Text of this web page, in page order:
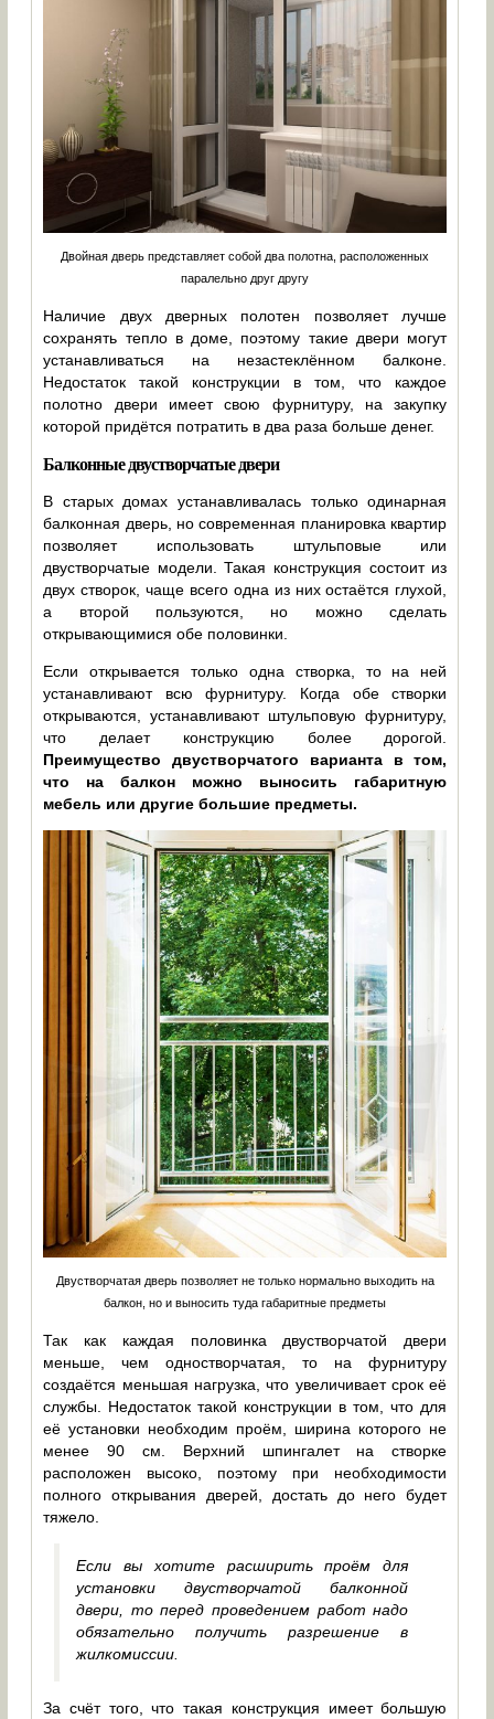
Двойная дверь представляет собой два полотна, расположенных
паралельно друг другу
Наличие двух дверных полотен позволяет лучше
сохранять тепло в доме, поэтому такие двери могут
устанавливаться на незастеклённом балконе.
Недостаток такой конструкции в том, что каждое
полотно двери имеет свою фурнитуру, на закупку
которой придётся потратить в два раза больше денег.
Балконные двустворчатые двери
В старых домах устанавливалась только одинарная
балконная дверь, но современная планировка квартир
позволяет использовать штульповые или
двустворчатые модели. Такая конструкция состоит из
двух створок, чаще всего одна из них остаётся глухой,
а второй пользуются, но можно сделать
открывающимися обе половинки.
Если открывается только одна створка, то на ней
устанавливают всю фурнитуру. Когда обе створки
открываются, устанавливают штульповую фурнитуру,
что делает конструкцию более дорогой.
Преимущество двустворчатого варианта в том,
что на балкон можно выносить габаритную
мебель или другие большие предметы.
Двустворчатая дверь позволяет не только нормально выходить на
балкон, но и выносить туда габаритные предметы
Так как каждая половинка двустворчатой двери
меньше, чем одностворчатая, то на фурнитуру
создаётся меньшая нагрузка, что увеличивает срок её
службы. Недостаток такой конструкции в том, что для
её установки необходим проём, ширина которого не
менее 90 см. Верхний шпингалет на створке
расположен высоко, поэтому при необходимости
полного открывания дверей, достать до него будет
тяжело.
Если вы хотите расширить проём для
установки двустворчатой балконной
двери, то перед проведением работ надо
обязательно получить разрешение в
жилкомиссии.
За счёт того, что такая конструкция имеет большую